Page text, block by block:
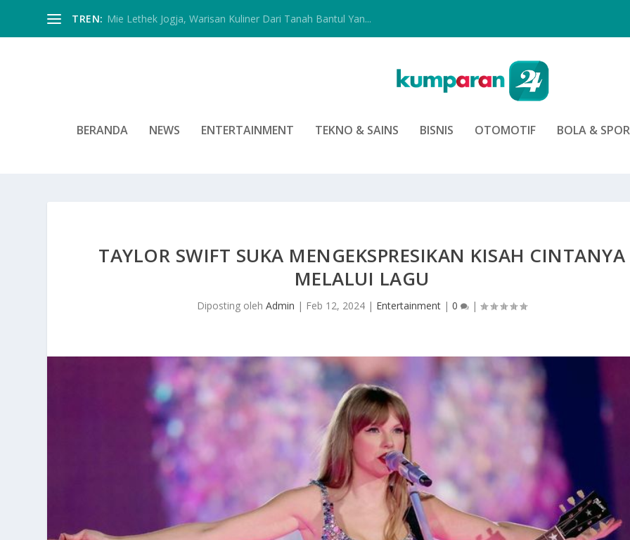
TREN: Mie Lethek Jogja, Warisan Kuliner Dari Tanah Bantul Yan...
BERANDA NEWS ENTERTAINMENT TEKNO & SAINS BISNIS OTOMOTIF BOLA &
TAYLOR SWIFT SUKA MENGEKSPRESIKAN KISAH CINTANYA
MELALUI LAGU
Diposting olehAdmin | Feb 12, 2024 | Entertainment |0 |